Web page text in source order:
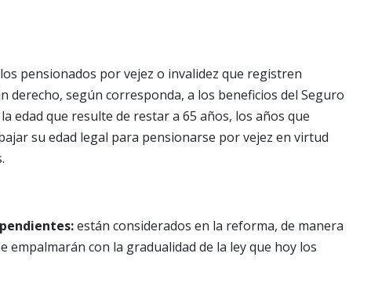
pensionados por vejez o invalidez que registren
derecho, según corresponda, a los beneficios del Seguro
edad que resulte de restar a 65 años, los años que
su edad legal para pensionarse por vejez en virtud
están considerados en la reforma, de manera
empalmarán con la gradualidad de la ley que hoy los